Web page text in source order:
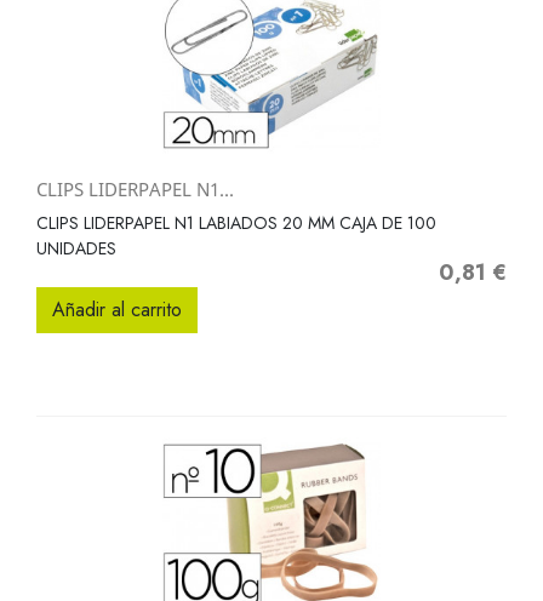
CLIPS LIDERPAPEL N1...
CLIPS LIDERPAPEL N1 LABIADOS 20 MM CAJA DE 100
UNIDADES
Precio
0,81 €
Añadir al carrito